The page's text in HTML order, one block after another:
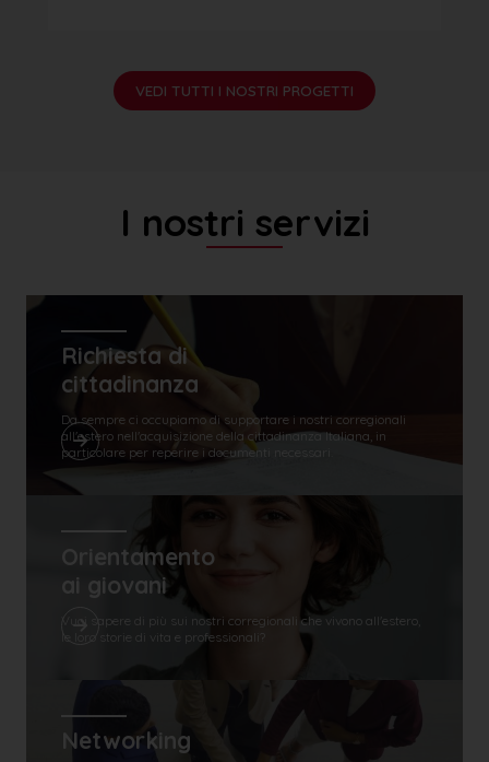
VEDI TUTTI I NOSTRI PROGETTI
I nostri servizi
Richiesta di
cittadinanza
Da sempre ci occupiamo di supportare i nostri corregionali
all'estero nell'acquisizione della cittadinanza Italiana, in
particolare per reperire i documenti necessari.
Orientamento
ai giovani
Vuoi sapere di più sui nostri corregionali che vivono all'estero,
le loro storie di vita e professionali?
Networking